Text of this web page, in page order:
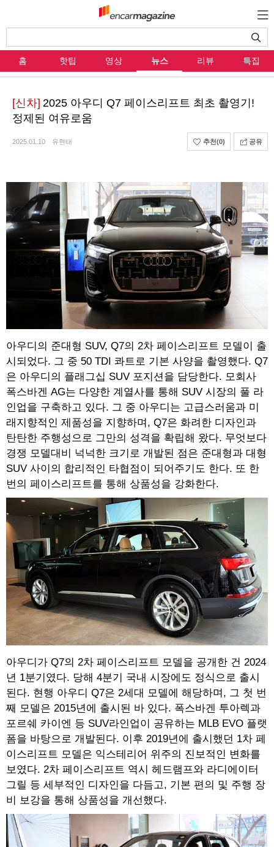
홈 핫팁 영상 뉴스 리뷰 특집
[신차] 2025 아우디 Q7 페이스리프트 최초 촬영기!
정제된 여유로움
2025.01.10 유현태 추천(0) 공유
아우디의 준대형 SUV, Q7의 2차 페이스리프트 모델이 출
시되었다. 그 중 50 TDI 콰트로 기본 사양을 촬영했다. Q7
은 아우디의 플래그십 SUV 포지션을 담당한다. 모회사
폭스바겐 AG는 다양한 계열사를 통해 SUV 시장의 풀 라
인업을 구축하고 있다. 그 중 아우디는 고급스러움과 미
래지향적인 제품성을 지향하며, Q7은 화려한 디자인과
탄탄한 주행성으로 그만의 성격을 확립해 왔다. 무엇보다
경쟁 모델대비 넉넉한 크기로 개발된 점은 준대형과 대형
SUV 사이의 합리적인 타협점이 되어주기도 한다. 또 한
번의 페이스리프트를 통해 상품성을 강화한다.
아우디가 Q7의 2차 페이스리프트 모델을 공개한 건 2024
년 1분기였다. 당해 4분기 국내 시장에도 정식으로 출시
된다. 현행 아우디 Q7은 2세대 모델에 해당하며, 그 첫 번
째 모델은 2015년에 출시된 바 있다. 폭스바겐 투아렉과
포르쉐 카이엔 등 SUV라인업이 공유하는 MLB EVO 플랫
폼을 바탕으로 개발된다. 이후 2019년에 출시했던 1차 페
이스리프트 모델은 익스테리어 위주의 진보적인 변화를
보였다. 2차 페이스리프트 역시 헤드램프와 라디에이터
그릴 등 세부적인 디자인을 다듬고, 기본 편의 및 주행 장
비 보강을 통해 상품성을 개선했다.